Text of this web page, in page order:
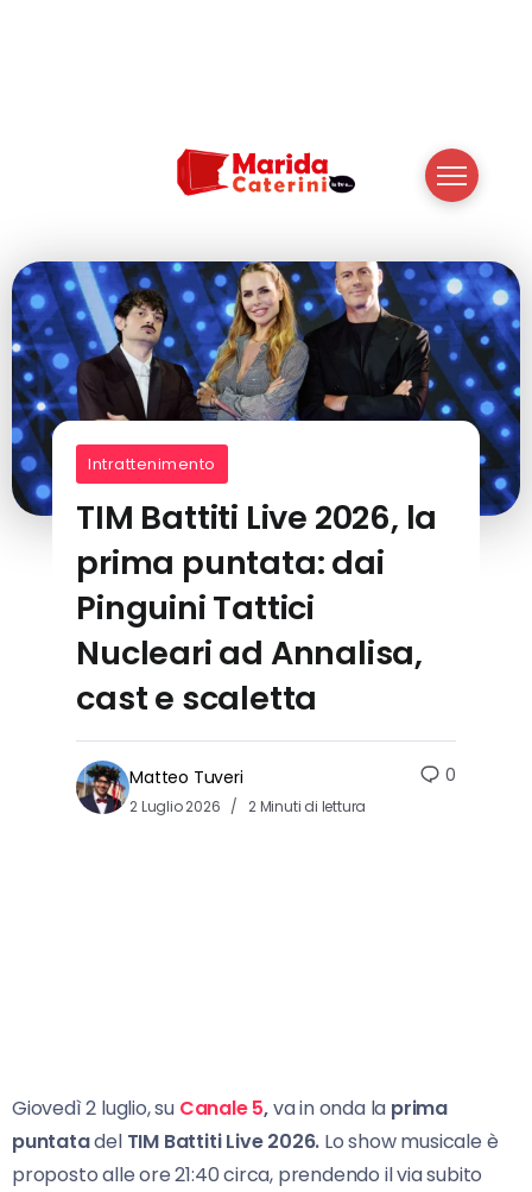
Intrattenimento
TIM Battiti Live 2026, la
prima puntata: dai
Pinguini Tattici
Nucleari ad Annalisa,
cast e scaletta
Matteo Tuveri
2 Luglio 2026 2 Minuti di lettura
0
Giovedì 2 luglio, su Canale 5,va in onda la prima
puntatadel TIM Battiti Live2026. Lo show musicale è
proposto alle ore 21:40 circa, prendendo il via subito